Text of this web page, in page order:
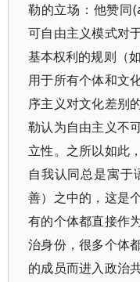
勒的立场：他赞同
可自由主义模式对
基本权利的规则（
用于所有个体和文
序主义对文化差别
勒认为自由主义不
立性。之所以如此
自我认同总是寓于
善）之中的，这是
有的个体都直接作
治身份，很多个体
的成员而进入政治